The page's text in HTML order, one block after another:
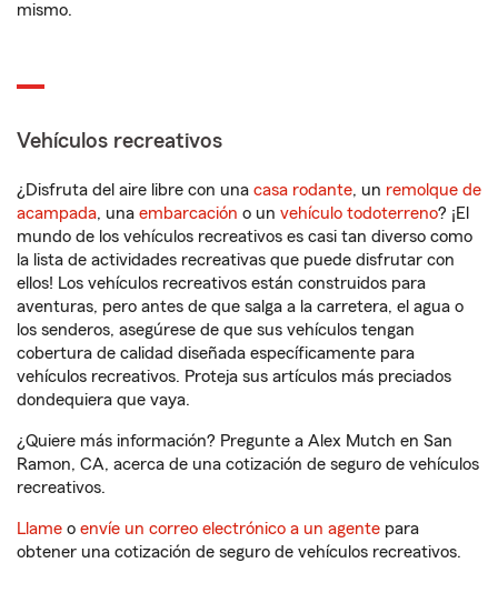
mismo.
Vehículos recreativos
¿Disfruta del aire libre con una casa rodante, un remolque de
acampada, una embarcación o un vehículo todoterreno? ¡El
mundo de los vehículos recreativos es casi tan diverso como
la lista de actividades recreativas que puede disfrutar con
ellos! Los vehículos recreativos están construidos para
aventuras, pero antes de que salga a la carretera, el agua o
los senderos, asegúrese de que sus vehículos tengan
cobertura de calidad diseñada específicamente para
vehículos recreativos. Proteja sus artículos más preciados
dondequiera que vaya.
¿Quiere más información? Pregunte a Alex Mutch en San
Ramon, CA, acerca de una cotización de seguro de vehículos
recreativos.
Llame o envíe un correo electrónico a un agente para
obtener una cotización de seguro de vehículos recreativos.